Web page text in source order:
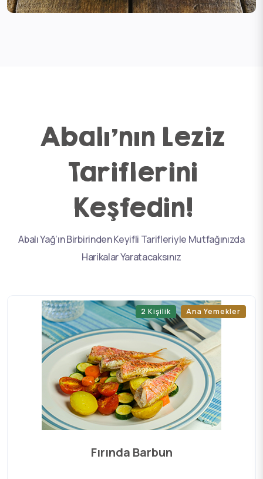
Abalı’nın Leziz
Tariflerini
Keşfedin!
Abalı Yağ’ın Birbirinden Keyifli Tarifleriyle Mutfağınızda
Harikalar Yaratacaksınız
2 Kişilik Ana Yemekler
Fırında Barbun